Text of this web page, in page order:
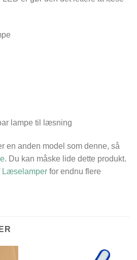
lampe til læsning
en anden model som denne, så
. Du kan måske lide dette produkt.
Læselamper for endnu flere